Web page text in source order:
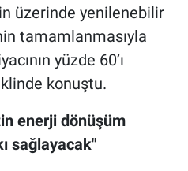
üzerinde yenilenebilir
tamamlanmasıyla
yüzde 60’ı
konuştu.
enerji dönüşüm
sağlayacak"